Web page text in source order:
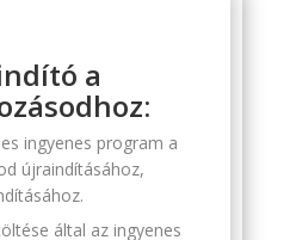
a
ingyenes program a
újraindításához,
által az ingyenes